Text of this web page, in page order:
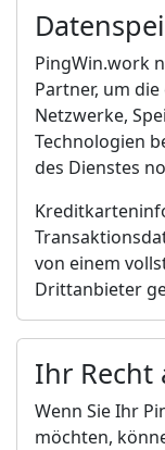
PingWin.work
Partner, um
Netzwerke,
Technologien
des Dienstes
von einem
Drittanbieter
Ihr Recht
Wenn Sie Ihr
möchten,